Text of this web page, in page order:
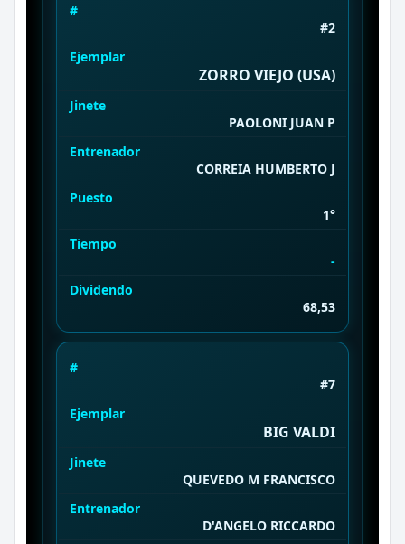
#
#2
Ejemplar
ZORRO VIEJO (USA)
Jinete
PAOLONI JUAN P
Entrenador
CORREIA HUMBERTO J
Puesto
1°
Tiempo
-
Dividendo
68,53
#
#7
Ejemplar
BIG VALDI
Jinete
QUEVEDO M FRANCISCO
Entrenador
D'ANGELO RICCARDO